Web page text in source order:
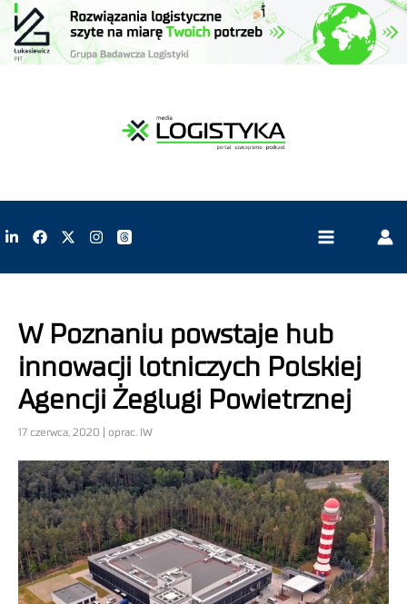
W Poznaniu powstaje hub
innowacji lotniczych Polskiej
Agencji Żeglugi Powietrznej
17 czerwca, 2020 | oprac. IW